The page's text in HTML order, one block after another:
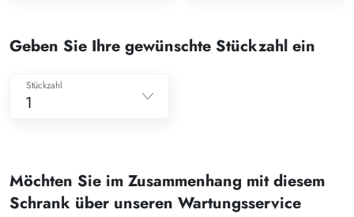
Geben Sie Ihre gewünschte Stückzahl ein
1
3
Stückzahl
Möchten Sie im Zusammenhang mit diesem
Schrank über unseren Wartungsservice